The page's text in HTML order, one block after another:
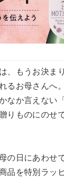
、もうお決ま
るお母さんへ。
なか言えない
りものにのせ
の日にあわせ
品を特別ラッ